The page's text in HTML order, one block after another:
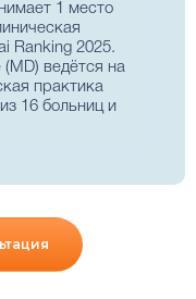
1 место
Ranking 2025.
ведётся на
практика
16 больниц и